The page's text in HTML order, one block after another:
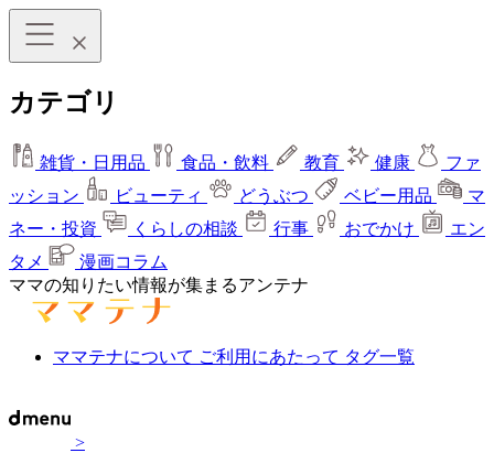
カテゴリ
雑貨・日用品 食品・飲料 教育 健康
ファ
ッション
ビューティ どうぶつ ベビー用品
マ
ネー・投資
くらしの相談 行事 おでかけ
エン
タメ
漫画コラム
ママの知りたい情報が集まるアンテナ
ママテナについて ご利用にあたって タグ一覧
>